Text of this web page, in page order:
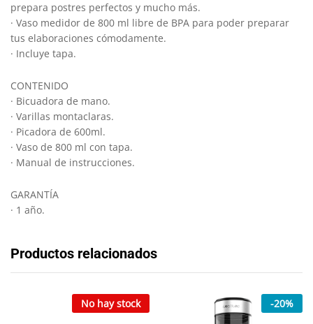
prepara postres perfectos y mucho más.
· Vaso medidor de 800 ml libre de BPA para poder preparar
tus elaboraciones cómodamente.
· Incluye tapa.
CONTENIDO
· Bicuadora de mano.
· Varillas montaclaras.
· Picadora de 600ml.
· Vaso de 800 ml con tapa.
· Manual de instrucciones.
GARANTÍA
· 1 año.
Productos relacionados
No hay stock -20%